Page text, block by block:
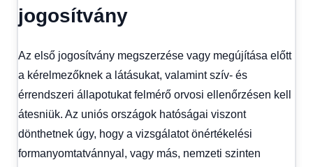
jogosítvány
Az első jogosítvány megszerzése vagy megújítása előtt
a kérelmezőknek a látásukat, valamint szív- és
érrendszeri állapotukat felmérő orvosi ellenőrzésen kell
átesniük. Az uniós országok hatóságai viszont
dönthetnek úgy, hogy a vizsgálatot önértékelési
formanyomtatvánnyal, vagy más, nemzeti szinten